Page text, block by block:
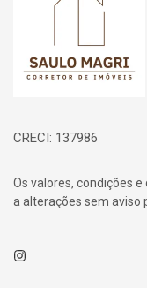
CRECI: 137986
Os valores, condições
a alterações sem aviso
Instagram